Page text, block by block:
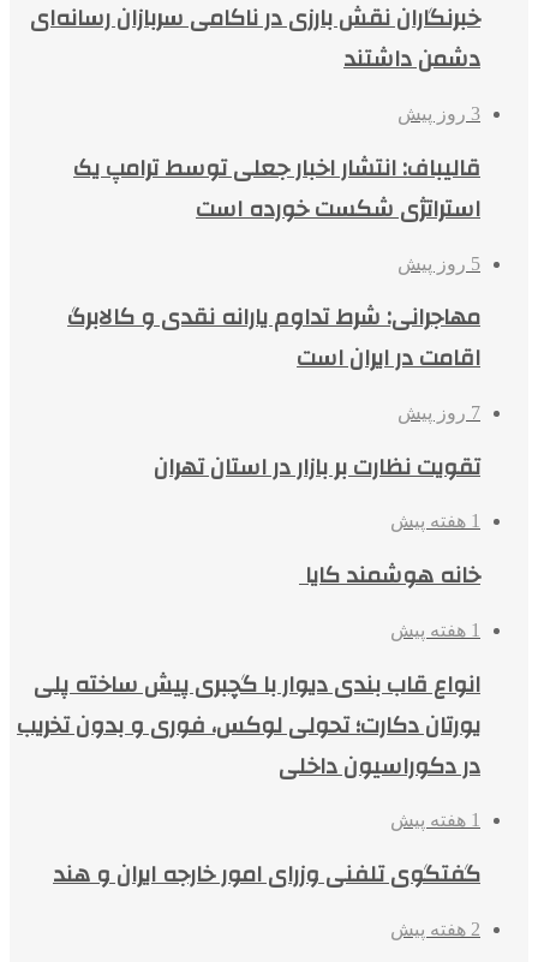
خبرنگاران نقش بارزی در ناکامی سربازان رسانه‌ای
دشمن داشتند
3 روز پیش
قالیباف: انتشار اخبار جعلی توسط ترامپ یک
استراتژی شکست خورده است
5 روز پیش
مهاجرانی: شرط تداوم یارانه نقدی و کالابرگ
اقامت در ایران است
7 روز پیش
تقویت نظارت بر بازار در استان تهران
1 هفته پیش
خانه هوشمند کایا
1 هفته پیش
انواع قاب بندی دیوار با گچبری پیش ساخته پلی
یورتان دکارت؛ تحولی لوکس، فوری و بدون تخریب
در دکوراسیون داخلی
1 هفته پیش
گفتگوی تلفنی وزرای امور خارجه ایران و هند
2 هفته پیش